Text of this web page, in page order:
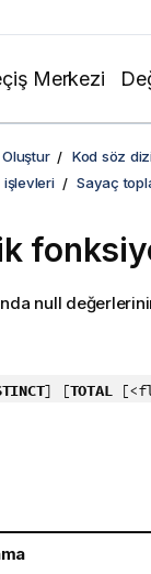
Merkezi
Oluştur
Kod söz
işlevleri Sayaç
null
] [TOTAL